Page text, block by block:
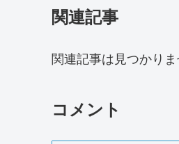
関連記事
関連記事は見つかりま
コメント